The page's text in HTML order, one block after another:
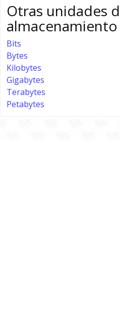
Otras unidades
Bits
Bytes
Kilobytes
Gigabytes
Terabytes
Petabytes